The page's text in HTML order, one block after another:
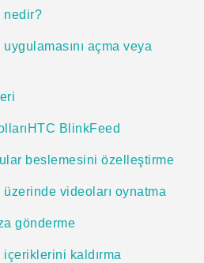
nedir?
açma veya
BlinkFeed
beslemesini özelleştirme
videoları oynatma
gönderme
kaldırma